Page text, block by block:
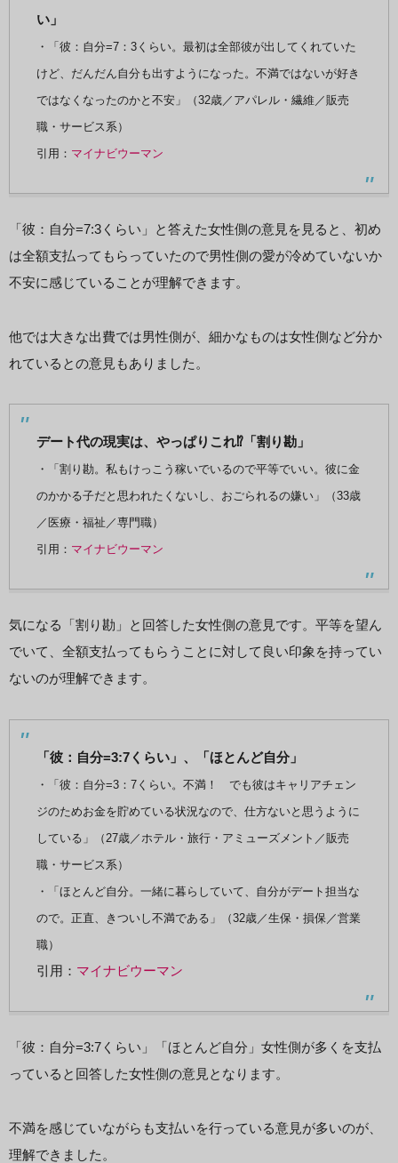
い」
・「彼：自分=7：3くらい。最初は全部彼が出してくれていた
けど、だんだん自分も出すようになった。不満ではないが好き
ではなくなったのかと不安」（32歳／アパレル・繊維／販売
職・サービス系）
引用： マイナビウーマン
「彼：自分=7:3くらい」と答えた女性側の意見を見ると、初め
は全額支払ってもらっていたので男性側の愛が冷めていないか
不安に感じていることが理解できます。
他では大きな出費では男性側が、細かなものは女性側など分か
れているとの意見もありました。
デート代の現実は、やっぱりこれ⁉「割り勘」
・「割り勘。私もけっこう稼いでいるので平等でいい。彼に金
のかかる子だと思われたくないし、おごられるの嫌い」（33歳
／医療・福祉／専門職）
引用： マイナビウーマン
気になる「割り勘」と回答した女性側の意見です。平等を望ん
でいて、全額支払ってもらうことに対して良い印象を持ってい
ないのが理解できます。
「彼：自分=3:7くらい」、「ほとんど自分」
・「彼：自分=3：7くらい。不満！ でも彼はキャリアチェン
ジのためお金を貯めている状況なので、仕方ないと思うように
している」（27歳／ホテル・旅行・アミューズメント／販売
職・サービス系）
・「ほとんど自分。一緒に暮らしていて、自分がデート担当な
ので。正直、きついし不満である」（32歳／生保・損保／営業
職）
引用： マイナビウーマン
「彼：自分=3:7くらい」「ほとんど自分」女性側が多くを支払
っていると回答した女性側の意見となります。
不満を感じていながらも支払いを行っている意見が多いのが、
理解できました。